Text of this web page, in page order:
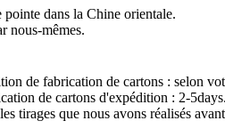
pointe dans la Chine orientale.
nous-mêmes.
de fabrication de cartons : selon
de cartons d'expédition : 2-5days.
tirages que nous avons réalisés